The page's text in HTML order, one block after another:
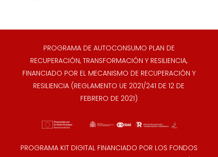
PROGRAMA DE AUTOCONSUMO PLAN DE
RECUPERACIÓN, TRANSFORMACIÓN Y RESILIENCIA,
FINANCIADO POR EL MECANISMO DE RECUPERACIÓN Y
RESILIENCIA (REGLAMENTO UE 2021/241 DE 12 DE
FEBRERO DE 2021)
PROGRAMA KIT DIGITAL FINANCIADO POR LOS FONDOS